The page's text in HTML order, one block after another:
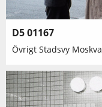
D5 01167
Övrigt Stadsvy Moskva